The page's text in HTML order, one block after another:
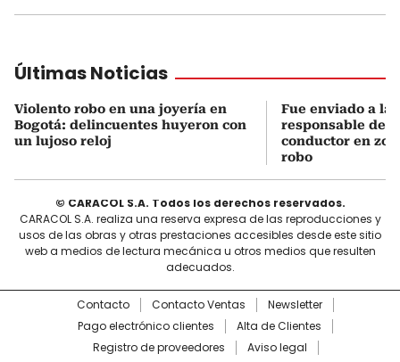
Últimas Noticias
Violento robo en una joyería en
Bogotá: delincuentes huyeron con
un lujoso reloj
Fue enviado a la
responsable de
conductor en
robo
© CARACOL S.A. Todos los derechos reservados.
CARACOL S.A. realiza una reserva expresa de las reproducciones y
usos de las obras y otras prestaciones accesibles desde este sitio
web a medios de lectura mecánica u otros medios que resulten
adecuados.
Contacto Contacto Ventas
Newsletter
Pago electrónico clientes
Alta de Clientes
Registro de proveedores
Aviso legal